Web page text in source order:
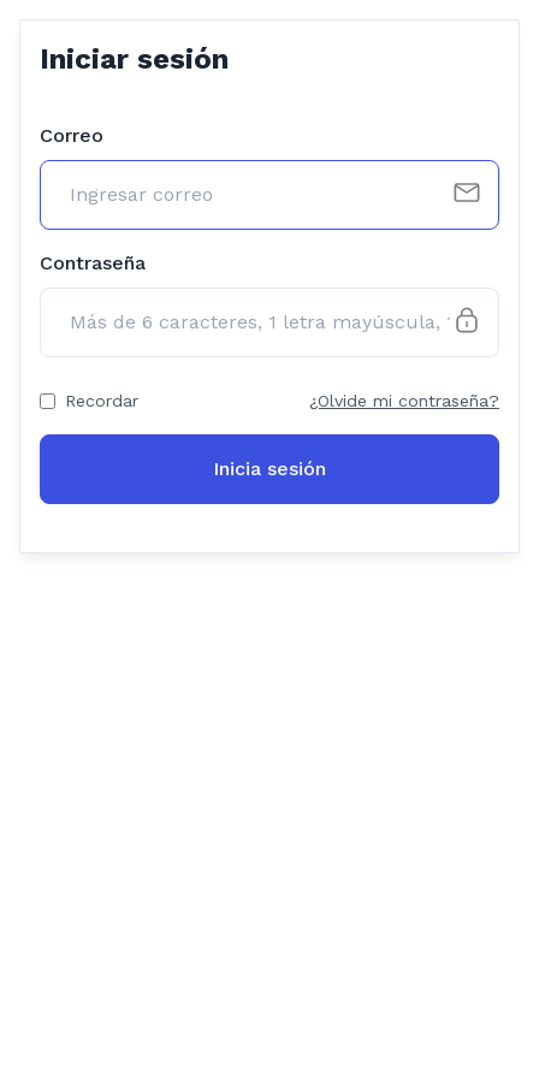
Iniciar sesión
Correo
Contraseña
Recordar ¿Olvide mi contraseña?